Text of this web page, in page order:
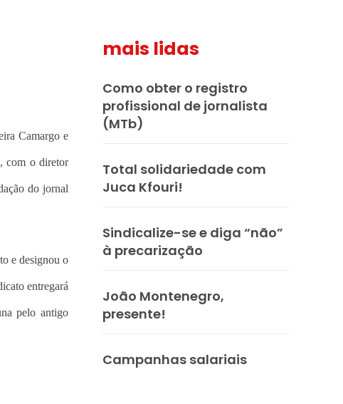
Camargo e
com o diretor
do jornal
e designou o
entregará
pelo antigo
mais lidas
Como obter o registro
profissional de jornalista
(MTb)
Total solidariedade com
Juca Kfouri!
Sindicalize-se e diga “não”
à precarização
João Montenegro,
presente!
Campanhas salariais